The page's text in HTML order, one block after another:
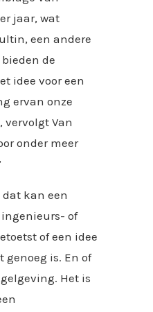
jaar, wat
een andere
de
idee voor een
ervan onze
vervolgt Van
onder meer
kan een
of
of een idee
genoeg is. En of
Het is